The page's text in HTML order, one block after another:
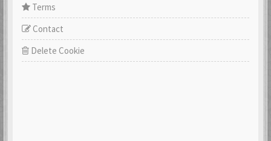
Terms
Contact
Delete Cookie